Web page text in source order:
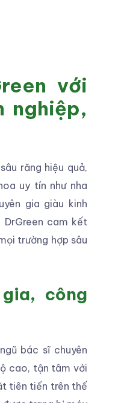
với
nghiệp,
răng hiệu quả,
uy tín như nha
gia giàu kinh
DrGreen cam kết
trường hợp sâu
công
bác sĩ chuyên
cao, tận tâm với
tiên tiến trên thế